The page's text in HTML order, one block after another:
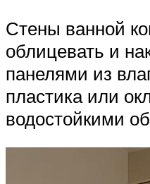
Стены ванной
облицевать и
панелями из
пластика или
водостойкими